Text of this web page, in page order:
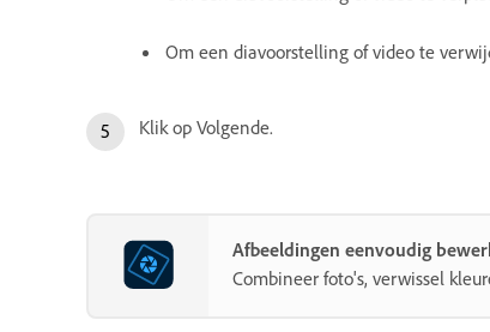
Om een diavoorstelling of video te
Klik op Volgende.
Afbeeldingen eenvoudig
Combineer foto's, verwissel